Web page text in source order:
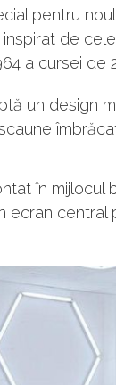
pentru
de
a cursei de
un design
în mijlocul
ecran central